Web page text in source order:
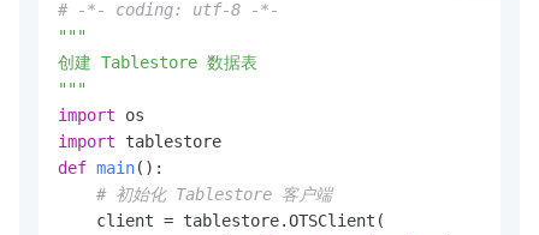
# -*- coding: utf-8 -*-
"""
创建 Tablestore 数据表
"""
import
import
def main():
# 初始化 Tablestore 客户端
    client = tablestore.OTSClient(